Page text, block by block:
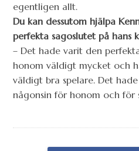
egentligen allt.
Du kan dessutom hjälpa
perfekta sagoslutet på hans
– Det hade varit den
honom väldigt mycket och
väldigt bra spelare. Det
någonsin för honom och för